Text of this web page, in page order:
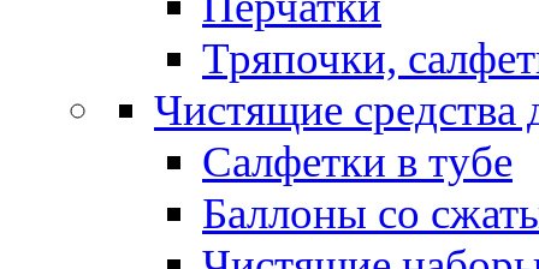
Тряпочки,
Чистящие средства
Салфетки в тубе
Баллоны со